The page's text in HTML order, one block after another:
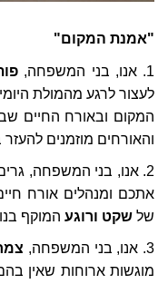
"אמנת המקום"
1. אנו, בני המשפחה,
לעצור לרגע מהמולת
המקום ובאורח החיים
והאורחים מוזמנים
2. אנו, בני המשפחה,
אתכם ומנהלים אורח
של שקט ורוגע המוקף
3. אנו, בני המשפחה,
מוגשות ארוחות שאין